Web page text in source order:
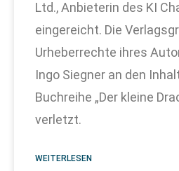
Ltd., Anbieterin des KI
eingereicht. Die
Urheberrechte ihres
Ingo Siegner an den
Buchreihe „Der kleine
verletzt.
WEITERLESEN